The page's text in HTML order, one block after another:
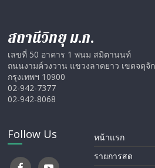
สถานีวิทยุ ม.ก.
เลขที่ 50 อาคาร 1 พนม สมิตานนท์
ถนนงามค์วงวาน แขวงลาดยาว เขตจตุจั
กรุงเทพฯ 10900
02-942-7377
02-942-8068
Follow Us
หน้าแรก
รายการสด